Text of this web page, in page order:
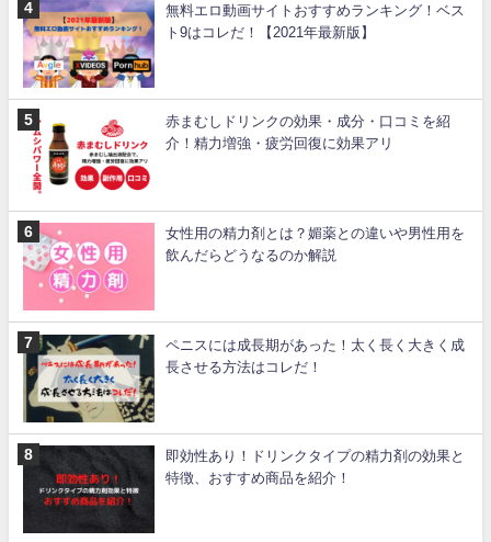
無料エロ動画サイトおすすめランキング！ベス
ト9はコレだ！【2021年最新版】
赤まむしドリンクの効果・成分・口コミを紹
介！精力増強・疲労回復に効果アリ
女性用の精力剤とは？媚薬との違いや男性用を
飲んだらどうなるのか解説
ペニスには成長期があった！太く長く大きく成
長させる方法はコレだ！
即効性あり！ドリンクタイプの精力剤の効果と
特徴、おすすめ商品を紹介！